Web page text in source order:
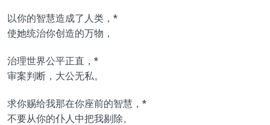
以你的智慧造成了人类，*
使她统治你创造的万物，
治理世界公平正直，*
审案判断，大公无私。
求你赐给我那在你座前的智慧，*
不要从你的仆人中把我剔除。